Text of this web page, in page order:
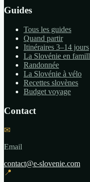
Guides
Tous les guides
Quand partir
Itinéraires 3–14 jours
La Slovénie en
Randonnée
La Slovénie à vélo
Recettes slovènes
Budget voyage
Contact
✉
Email
contact@e-slovenie.com
📍